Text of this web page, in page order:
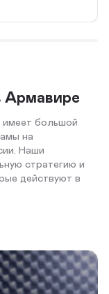
Армавире
большой
на
Наши
стратегию и
действуют в